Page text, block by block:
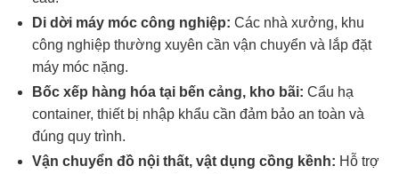
Di dời máy móc công nghiệp: Các nhà xưởng, khu
công nghiệp thường xuyên cần vận chuyển và lắp đặt
máy móc nặng.
Bốc xếp hàng hóa tại bến cảng, kho bãi: Cẩu hạ
container, thiết bị nhập khẩu cần đảm bảo an toàn và
đúng quy trình.
Vận chuyển đồ nội thất, vật dụng cồng kềnh: Hỗ trợ